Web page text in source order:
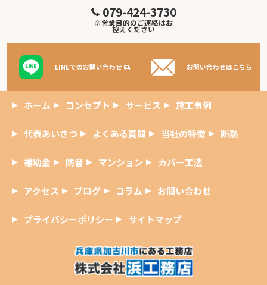
079-424-3730
※営業目的のご連絡はお
控えください
LINEでのお問い合わせ お問い合わせはこちら
ホーム コンセプト サービス 施工事例
代表あいさつ よくある質問 当社の特徴 断熱
補助金 防音 マンション カバー工法
アクセス ブログ コラム お問い合わせ
プライバシーポリシー サイトマップ